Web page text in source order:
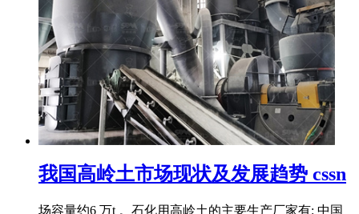
我国高岭土市场现状及发展趋势 cssn
场容量约6 万t 。石化用高岭土的主要生产厂家有: 中国